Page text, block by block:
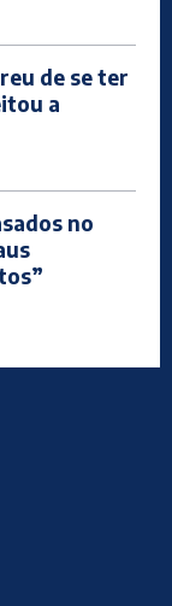
de se ter
a
no